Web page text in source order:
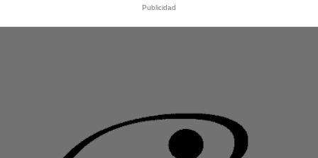
Publicidad